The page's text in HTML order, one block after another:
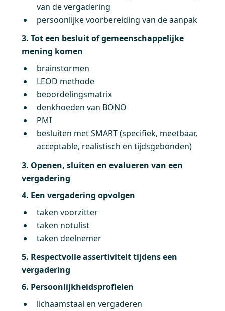
van de vergadering
persoonlijke voorbereiding van de aanpak
3. Tot een besluit of gemeenschappelijke
mening komen
brainstormen
LEOD methode
beoordelingsmatrix
denkhoeden van BONO
PMI
besluiten met SMART (specifiek, meetbaar,
acceptable, realistisch en tijdsgebonden)
3. Openen, sluiten en evalueren van een
vergadering
4. Een vergadering opvolgen
taken voorzitter
taken notulist
taken deelnemer
5. Respectvolle assertiviteit tijdens een
vergadering
6. Persoonlijkheidsprofielen
lichaamstaal en vergaderen